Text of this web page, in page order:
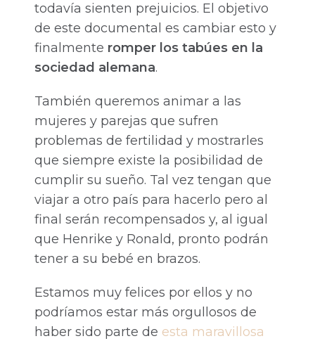
todavía sienten prejuicios. El objetivo
de este documental es cambiar esto y
finalmente romper los tabúes en la
sociedad alemana.
También queremos animar a las
mujeres y parejas que sufren
problemas de fertilidad y mostrarles
que siempre existe la posibilidad de
cumplir su sueño. Tal vez tengan que
viajar a otro país para hacerlo pero al
final serán recompensados y, al igual
que Henrike y Ronald, pronto podrán
tener a su bebé en brazos.
Estamos muy felices por ellos y no
podríamos estar más orgullosos de
haber sido parte de esta maravillosa